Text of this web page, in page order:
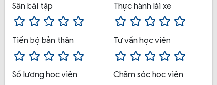
Cơ sở hạ tầng: Trường luôn nâng cấp tất cả các
trang thiết bị từ các dụng cụ ở phòng học lý thuyết
cho đến những vật dùng cho sân thực hành, tất cả
đều mới, được vệ sinh và kiểm tra thường xuyên, đảm
bảo an toàn và thoải mái cho học viên.
Sân bãi tập Thực hành lái xe
Tiến bộ bản thân Tư vấn học viên
Số lượng học viên Chăm sóc học viên